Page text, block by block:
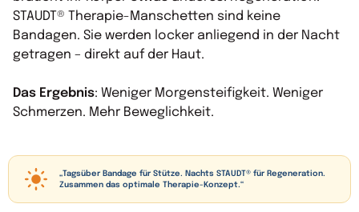
STAUDT® Therapie-Manschetten sind keine
Bandagen. Sie werden locker anliegend in der Nacht
getragen – direkt auf der Haut.
Das Ergebnis: Weniger Morgensteifigkeit. Weniger
Schmerzen. Mehr Beweglichkeit.
„Tagsüber Bandage für Stütze. Nachts STAUDT® für Regeneration.
Zusammen das optimale Therapie-Konzept.“